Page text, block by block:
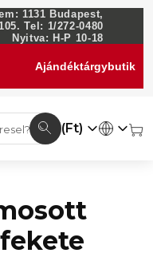
1131 Budapest,
Tel: 1/272-0480
Nyitva: H-P 10-18
Ajándéktárgybutik
(Ft)